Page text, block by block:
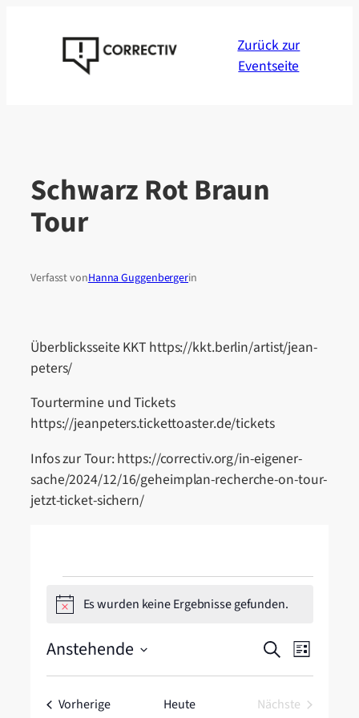
Zurück zur
Eventseite
Schwarz Rot Braun
Tour
Verfasst vonHanna Guggenbergerin
Überblicksseite KKT https://kkt.berlin/artist/jean-
peters/
Tourtermine und Tickets
https://jeanpeters.tickettoaster.de/tickets
Infos zur Tour: https://correctiv.org/in-eigener-
sache/2024/12/16/geheimplan-recherche-on-tour-
jetzt-ticket-sichern/
Veranstaltungen
HinweisEs wurden keine Ergebnisse gefunden.
Suche
und
Suche Liste
Anstehende
Datum
VorherigeVeranstaltungen
Heute
Nächste